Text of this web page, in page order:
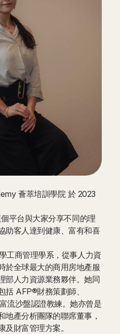
薈萃培訓學院 於 2023
平台與大家分享不同的理
助客人達到健康、富有和喜
工商管理學系，從事人力資
於全球最大的商用房地產服
部人力資源業務夥伴。她同
括 AFP®財務策劃師、
流沙盤認證教練。她亦曾是
地產分析團隊的聯席董事，
財富管理方案。